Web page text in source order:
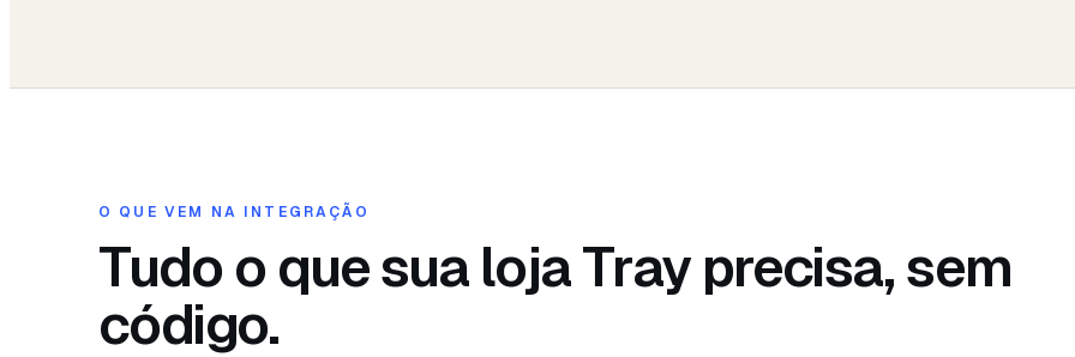
O QUE VEM NA INTEGRAÇÃO
Tudo o que sua lojaTrayprecisa, sem
código.